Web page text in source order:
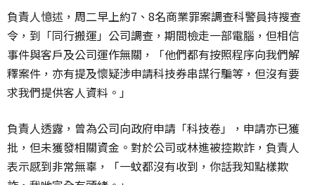
負責人憶述，周二早上約7、8名商業罪案調查科警員持搜查
令，到「同行搬運」公司調查，期間檢走一部電腦，但相信
事件與客戶及公司運作無關，「他們都有按照程序向我們解
釋案件，亦有提及懷疑涉申請科技券串謀行騙等，但沒有要
求我們提供客人資料。」
負責人透露，曾為公司向政府申請「科技卷」，申請亦已獲
批，但未獲發相關資金。對於公司或林進被控欺詐，負責人
表示感到非常無辜，「一蚊都沒有收到，你話我知點樣欺